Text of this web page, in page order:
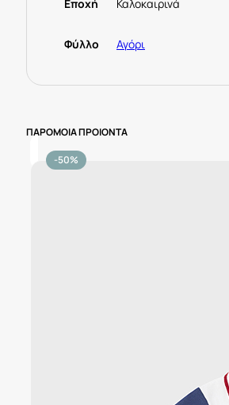
Εποχή Καλοκαιρινά
Φύλλο Αγόρι
ΠΑΡΟΜΟΙΑ ΠΡΟΙΟΝΤΑ
-50%